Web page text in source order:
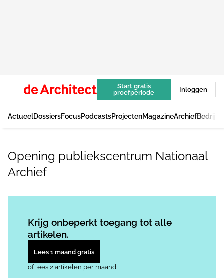
Start gratis
proefperiode
Inloggen
ActueelDossiersFocusPodcastsProjectenMagazineArchief
Opening publiekscentrum Nationaal
Archief
Krijg onbeperkt toegang tot alle
artikelen.
Lees 1 maand gratis
of lees 2 artikelen per maand